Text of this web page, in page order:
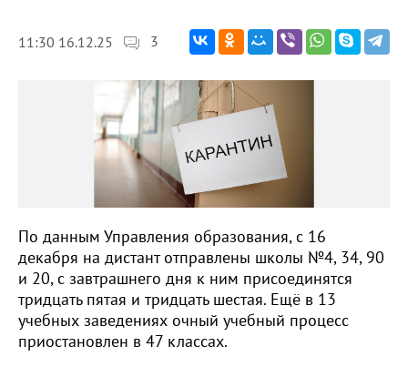
11:30 16.12.25 3
По данным Управления образования, с 16
декабря на дистант отправлены школы №4, 34, 90
и 20, с завтрашнего дня к ним присоединятся
тридцать пятая и тридцать шестая. Ещё в 13
учебных заведениях очный учебный процесс
приостановлен в 47 классах.